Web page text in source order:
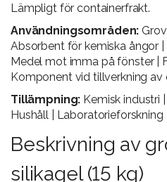
Lämpligt för containerfrakt.
Användningsområden:
Absorbent för kemiska ångor |
Medel mot imma på fönster |
Komponent vid tillverkning av
Tillämpning: Kemisk industri
Hushåll | Laboratorieforskning
Beskrivning av
silikagel (15 kg)